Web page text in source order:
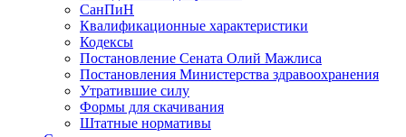
СанПиН
Квалификационные характеристики
Кодексы
Постановление Сената Олий Мажлиса
Постановления Министерства здравоохранения
Утратившие силу
Формы для скачивания
Штатные нормативы